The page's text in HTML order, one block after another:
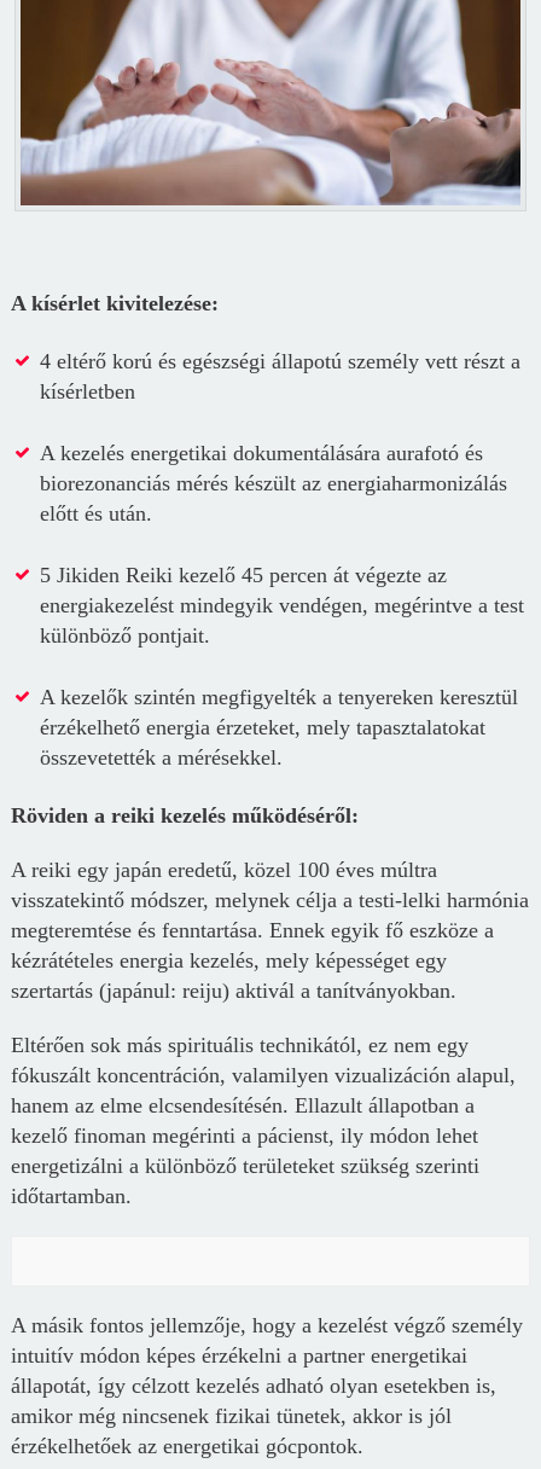
A kísérlet kivitelezése:
4 eltérő korú és egészségi állapotú személy vett részt a
kísérletben
A kezelés energetikai dokumentálására aurafotó és
biorezonanciás mérés készült az energiaharmonizálás
előtt és után.
5 Jikiden Reiki kezelő 45 percen át végezte az
energiakezelést mindegyik vendégen, megérintve a test
különböző pontjait.
A kezelők szintén megfigyelték a tenyereken keresztül
érzékelhető energia érzeteket, mely tapasztalatokat
összevetették a mérésekkel.
Röviden a reiki kezelés működéséről:
A reiki egy japán eredetű, közel 100 éves múltra
visszatekintő módszer, melynek célja a testi-lelki harmónia
megteremtése és fenntartása. Ennek egyik fő eszköze a
kézrátételes energia kezelés, mely képességet egy
szertartás (japánul: reiju) aktivál a tanítványokban.
Eltérően sok más spirituális technikától, ez nem egy
fókuszált koncentráción, valamilyen vizualizáción alapul,
hanem az elme elcsendesítésén. Ellazult állapotban a
kezelő finoman megérinti a pácienst, ily módon lehet
energetizálni a különböző területeket szükség szerinti
időtartamban.
A másik fontos jellemzője, hogy a kezelést végző személy
intuitív módon képes érzékelni a partner energetikai
állapotát, így célzott kezelés adható olyan esetekben is,
amikor még nincsenek fizikai tünetek, akkor is jól
érzékelhetőek az energetikai gócpontok.